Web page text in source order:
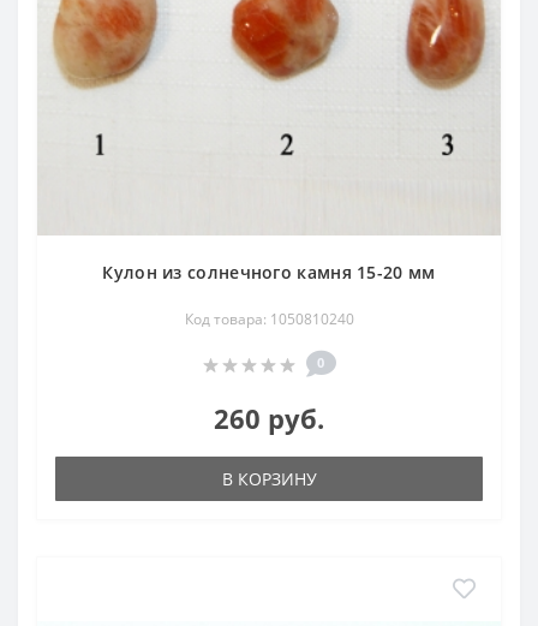
Кулон из солнечного камня 15-20 мм
Код товара: 1050810240
0
260 руб.
В КОРЗИНУ